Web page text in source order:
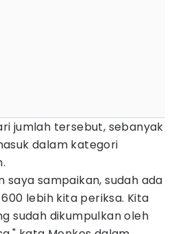
jumlah tersebut, sebanyak
dalam kategori
saya sampaikan, sudah ada
lebih kita periksa. Kita
sudah dikumpulkan oleh